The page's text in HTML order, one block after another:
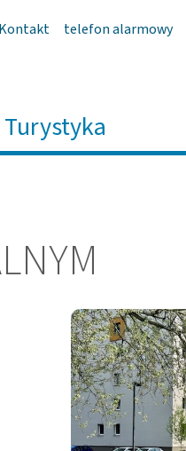
Kontakt telefon alarmowy
Turystyka